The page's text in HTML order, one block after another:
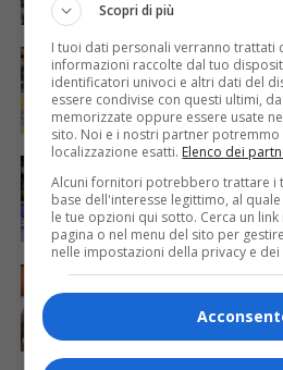
BASKET 8 mesi fa
Nel finale punto a
Udine fa suo il
BASKET 8 mesi fa
Trapani indigesta
L’APU, con un
vince con Napoli
Scopri di più
I tuoi dati personali verranno trattati
informazioni raccolte dal tuo
identificatori univoci e altri dati del
essere condivise con questi ultimi,
memorizzate oppure essere usate
sito. Noi e i nostri partner
localizzazione esatti. Elenco dei
Alcuni fornitori potrebbero trattare i
base dell'interesse legittimo, al
le tue opzioni qui sotto. Cerca un
pagina o nel menu del sito per
nelle impostazioni della privacy e dei